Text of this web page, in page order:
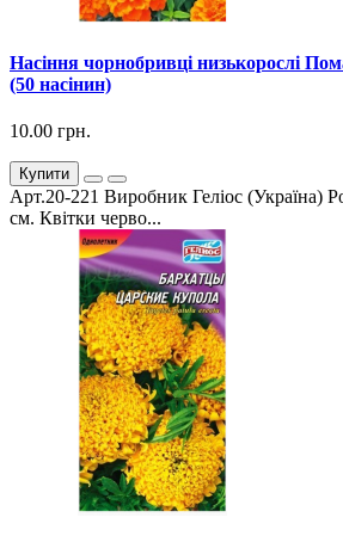
Насіння чорнобривці низькорослі
(50 насінин)
10.00 грн.
Купити
Арт.20-221 Виробник Геліос (Україна)
см. Квітки черво...